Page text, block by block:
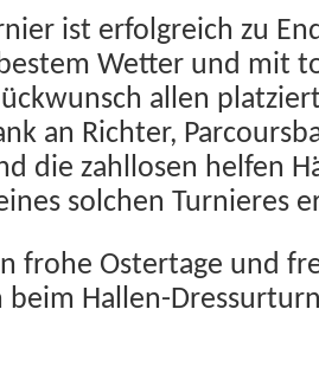
ist erfolgreich zu
Wetter und mit
allen
an Richter,
die zahllosen helfen
solchen Turnieres
frohe Ostertage und
beim Hallen-